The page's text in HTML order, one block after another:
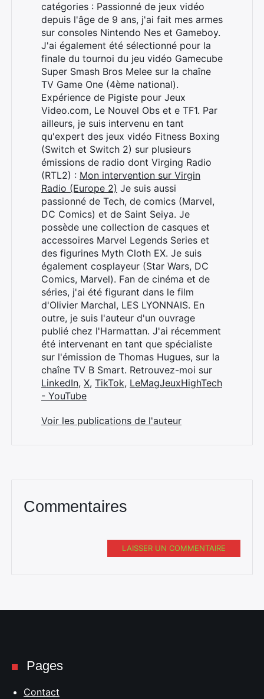
catégories : Passionné de jeux vidéo
depuis l'âge de 9 ans, j'ai fait mes armes
sur consoles Nintendo Nes et Gameboy.
J'ai également été sélectionné pour la
finale du tournoi du jeu vidéo Gamecube
Super Smash Bros Melee sur la chaîne
TV Game One (4ème national).
Expérience de Pigiste pour Jeux
Video.com, Le Nouvel Obs et e TF1. Par
ailleurs, je suis intervenu en tant
qu'expert des jeux vidéo Fitness Boxing
(Switch et Switch 2) sur plusieurs
émissions de radio dont Virging Radio
(RTL2) : Mon intervention sur Virgin
Radio (Europe 2) Je suis aussi
passionné de Tech, de comics (Marvel,
DC Comics) et de Saint Seiya. Je
possède une collection de casques et
accessoires Marvel Legends Series et
des figurines Myth Cloth EX. Je suis
également cosplayeur (Star Wars, DC
Comics, Marvel). Fan de cinéma et de
séries, j'ai été figurant dans le film
d'Olivier Marchal, LES LYONNAIS. En
outre, je suis l'auteur d'un ouvrage
publié chez l'Harmattan. J'ai récemment
été intervenant en tant que spécialiste
sur l'émission de Thomas Hugues, sur la
chaîne TV B Smart. Retrouvez-moi sur
LinkedIn, X, TikTok, LeMagJeuxHighTech
- YouTube
Voir les publications de l'auteur
Commentaires
LAISSER UN COMMENTAIRE
Pages
Contact
Rechercher
: